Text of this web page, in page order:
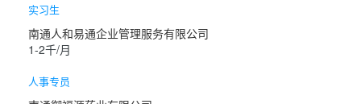
实习生
南通人和易通企业管理服务有限公司
1-2千/月
人事专员